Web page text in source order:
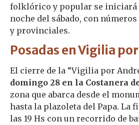
folklórico y popular se iniciará
noche del sábado, con
y provinciales.
Posadas en Vigilia
El cierre de la “Vigilia por
domingo 28 en la Costanera
zona que abarca desde el
hasta la plazoleta del Papa. La
las 19 Hs con un recorrido de